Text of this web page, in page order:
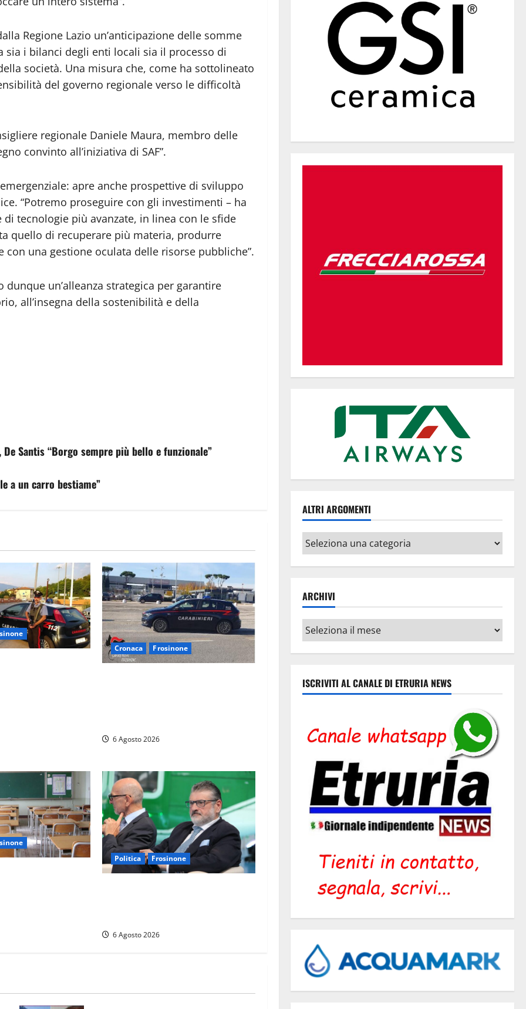
Regione Lazio un’anticipazione delle somme
sia i bilanci degli enti locali sia il processo di
società. Una misura che, come ha sottolineato
del governo regionale verso le difficoltà
regionale Daniele Maura, membro delle
convinto all’iniziativa di SAF”.
apre anche prospettive di sviluppo
“Potremo proseguire con gli investimenti – ha
tecnologie più avanzate, in linea con le sfide
quello di recuperare più materia, produrre
con una gestione oculata delle risorse pubbliche”.
dunque un’alleanza strategica per garantire
all’insegna della sostenibilità e della
Santis “Borgo sempre più bello e funzionale”
a un carro bestiame”
Cronaca Frosinone
6 Agosto 2026
Politica Frosinone
6 Agosto 2026
ALTRI ARGOMENTI
Altri
argomenti
ARCHIVI
Archivi
ISCRIVITI AL CANALE DI ETRURIA NEWS